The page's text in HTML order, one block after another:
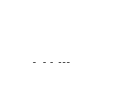
- - - ---